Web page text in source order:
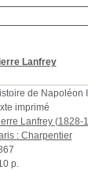
Lanfrey
de Napoléon
imprimé
Lanfrey (1828-
: Charpentier
p.